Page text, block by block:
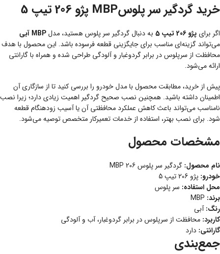
خرید گردگیر سر پلوسMBP پژو 206 تیپ 5
اگر برای پژو 206 تیپ 5 به دنبال گردگیر سر پلوس هستید، مدلMBP آبی
می‌تواند گزینه‌ای مناسب برای جایگزینی قطعه فرسوده باشد. این محصول با هدف
محافظت از سرپلوس در برابر گردوغبار و آلودگی طراحی شده و همراه با گارانتی
ارائه می‌شود.
پیش از خرید، مطابقت محصول با مدل خودرو را بررسی کنید تا از سازگاری آن
اطمینان داشته باشید. همچنین نصب صحیح گردگیر اهمیت زیادی دارد؛ زیرا نصب
نامناسب می‌تواند باعث کاهش عملکرد محافظتی آن یا آسیب زودهنگام قطعه
شود. برای نصب بهتر، استفاده از خدمات تعمیرکار متخصص توصیه می‌شود.
مشخصات محصول
نام محصول: گردگیر سر پلوس 206 MBP
خودرو: پژو 206 تیپ 5
محل استفاده: سر پلوس
برند:
رنگ:آبی
کاربرد: محافظت از سرپلوس در برابر گردوغبار، آب و آلودگی
گارانتی: دارد
جمع‌بندی